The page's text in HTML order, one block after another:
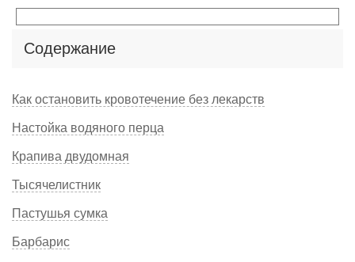
Содержание
Как остановить кровотечение без лекарств
Настойка водяного перца
Крапива двудомная
Тысячелистник
Пастушья сумка
Барбарис